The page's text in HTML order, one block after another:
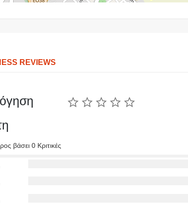
REVIEWS
βάσει 0 Κριτικές